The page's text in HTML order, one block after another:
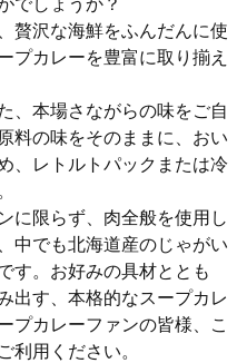
でしょうか？
贅沢な海鮮をふんだんに使
プカレーを豊富に取り揃え
、本場さながらの味をご自
料の味をそのままに、おい
、レトルトパックまたは冷
に限らず、肉全般を使用し
中でも北海道産のじゃがい
す。お好みの具材ととも
出す、本格的なスープカレ
プカレーファンの皆様、こ
利用ください。